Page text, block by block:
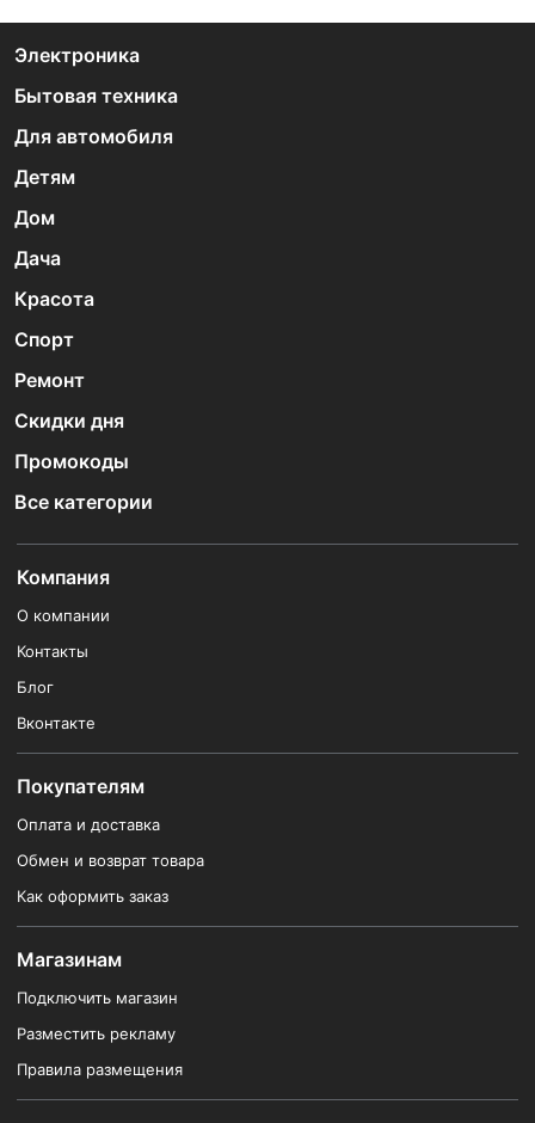
Электроника
Бытовая техника
Для автомобиля
Детям
Дом
Дача
Красота
Спорт
Ремонт
Скидки дня
Промокоды
Все категории
Компания
О компании
Контакты
Блог
Вконтакте
Покупателям
Оплата и доставка
Обмен и возврат товара
Как оформить заказ
Магазинам
Подключить магазин
Разместить рекламу
Правила размещения